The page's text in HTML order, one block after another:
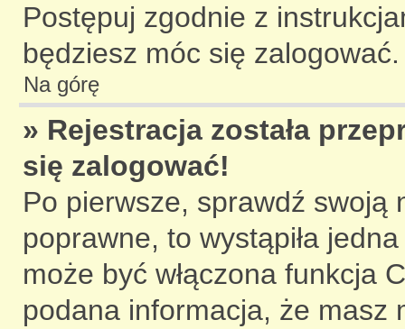
Postępuj zgodnie z
będziesz móc się zalogować.
Na górę
» Rejestracja została
się zalogować!
Po pierwsze, sprawdź swoją
poprawne, to wystąpiła
może być włączona funkcja
podana informacja, że masz